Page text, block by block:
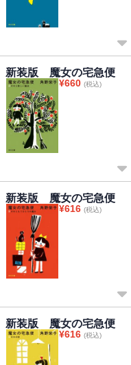
新装版 魔女の宅急便
¥660 (税込)
新装版 魔女の宅急便
¥616 (税込)
新装版 魔女の宅急便
¥616 (税込)